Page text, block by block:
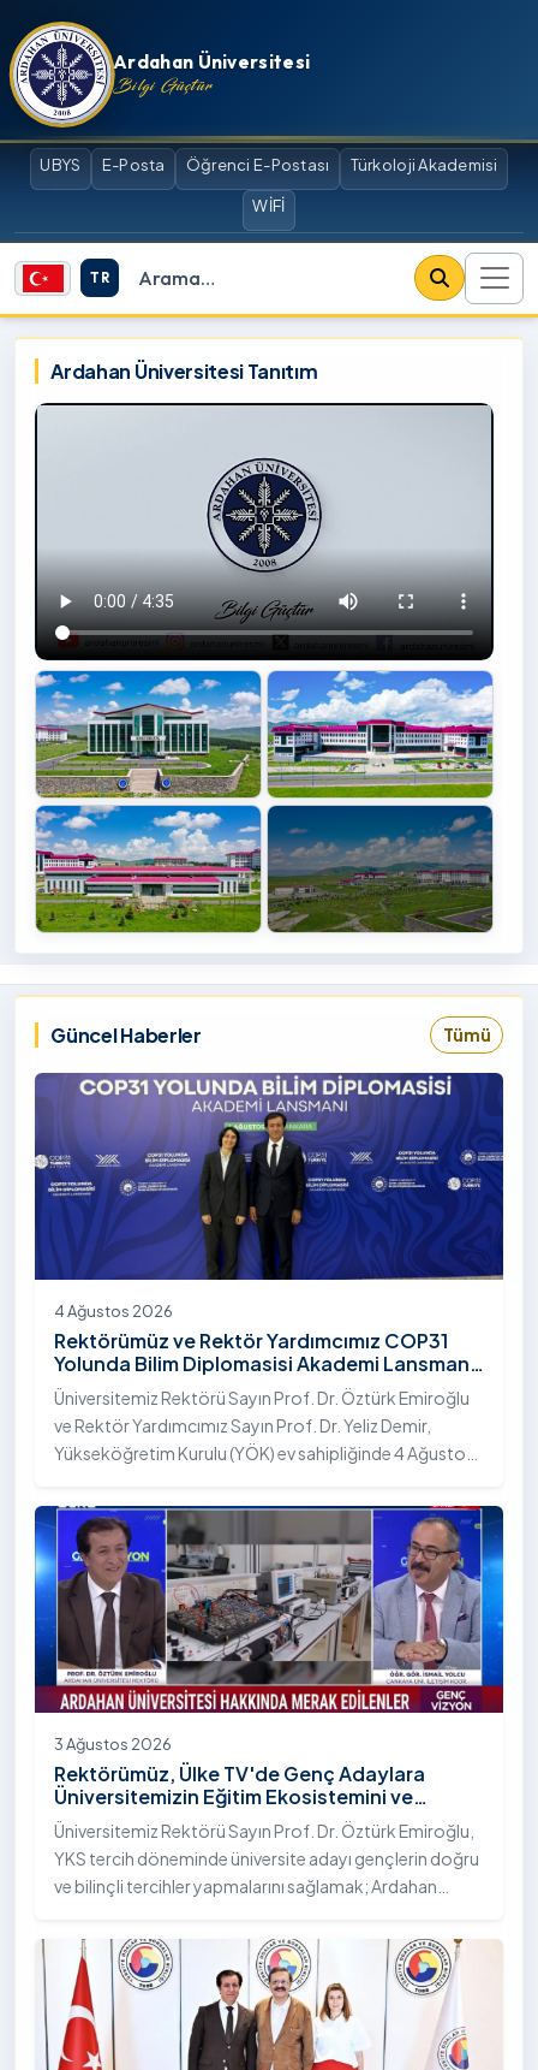
İçeriğe atla
Ardahan Üniversitesi
Bilgi Güçtür
UBYS E-Posta Öğrenci E-Postası Türkoloji Akademisi
WİFİ
TR
Site içi arama
Ardahan Üniversitesi
Ardahan Üniversitesi Tanıtım
İçin
Tıklayınız
Güncel Haberler Tümü
4 Ağustos 2026
Rektörümüz ve Rektör Yardımcımız COP31
Yolunda Bilim Diplomasisi Akademi Lansmanı
Toplantısına Katıldı
Üniversitemiz Rektörü Sayın Prof. Dr. Öztürk Emiroğlu
ve Rektör Yardımcımız Sayın Prof. Dr. Yeliz Demir,
Yükseköğretim Kurulu (YÖK) ev sahipliğinde 4 Ağustos
Bilim Diplomasisi: Akademi Lansmanı” programına
katıldı.
3 Ağustos 2026
Rektörümüz, Ülke TV'de Genç Adaylara
Üniversitemizin Eğitim Ekosistemini ve
Sunduğu Nitelikli İmkânları Anlattı
Üniversitemiz Rektörü Sayın Prof. Dr. Öztürk Emiroğlu,
YKS tercih döneminde üniversite adayı gençlerin doğru
ve bilinçli tercihler yapmalarını sağlamak; Ardahan
çeşitliliğini ve nitelikli imkânlarını aktarmak üzere Ülke TV
ekranlarında yayımlanan "Genç Vizyon" programına
canlı yayın konuğu olarak katıldı.